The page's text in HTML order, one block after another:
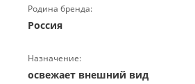
Родина бренда:
Россия
Назначение:
освежает внешний вид